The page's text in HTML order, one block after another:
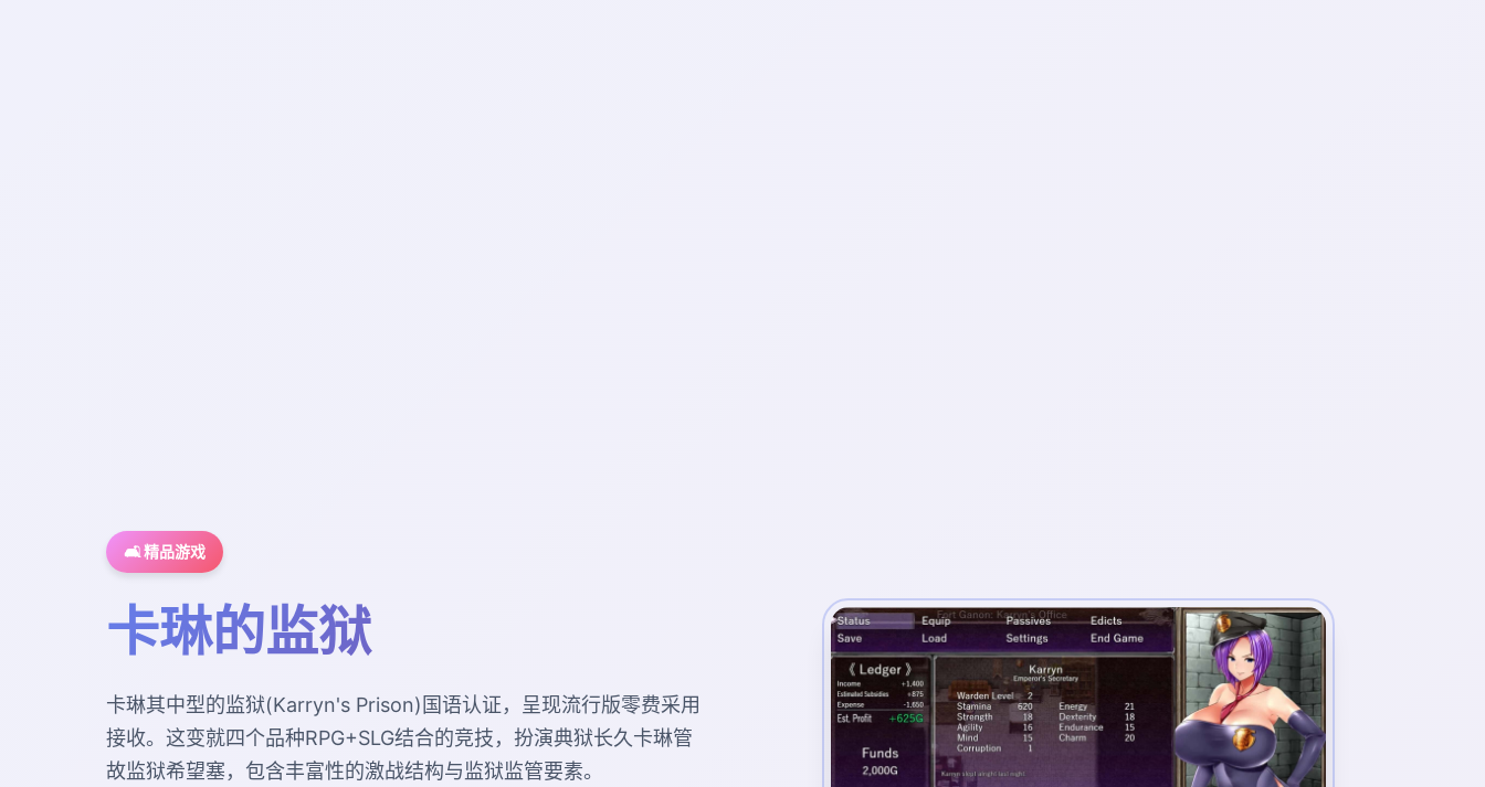
🛋️ 精品游戏
卡琳的监狱
卡琳其中型的监狱(Karryn's Prison)国语认证，呈现流行版零费采用
接收。这变就四个品种RPG+SLG结合的竞技，扮演典狱长久卡琳管
故监狱希望塞，包含丰富性的激战结构与监狱监管要素。